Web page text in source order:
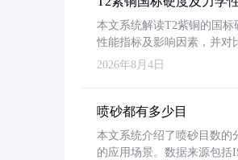
本文系统解读T2紫铜的国标
性能指标及影响因素，并对
2026年8月4日
喷砂都有多少目
本文系统介绍了喷砂目数的
的应用场景。数据来源包括